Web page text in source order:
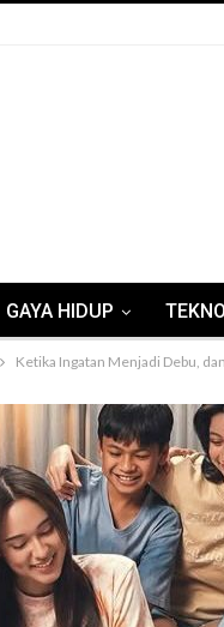
GAYA HIDUP TEKNO
Ketika Ingatan Menjadi Debu,